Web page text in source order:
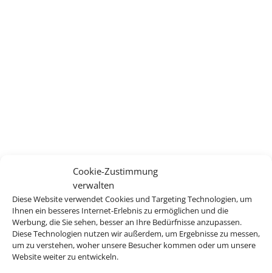
Cookie-Zustimmung
verwalten
Diese Website verwendet Cookies und Targeting Technologien, um
Ihnen ein besseres Internet-Erlebnis zu ermöglichen und die
Werbung, die Sie sehen, besser an Ihre Bedürfnisse anzupassen.
Diese Technologien nutzen wir außerdem, um Ergebnisse zu messen,
um zu verstehen, woher unsere Besucher kommen oder um unsere
Website weiter zu entwickeln.